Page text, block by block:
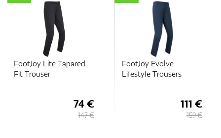
FootJoy Lite Tapared
Fit Trouser
74 €
147 €
FootJoy Evolve
Lifestyle Trousers
111 €
159 €